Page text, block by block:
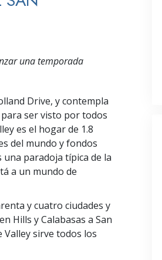
una temporada
Drive, y contempla
ser visto por todos
es el hogar de 1.8
del mundo y fondos
una paradoja típica de la
a un mundo de
y cuatro ciudades y
Hills y Calabasas a San
Valley sirve todos los